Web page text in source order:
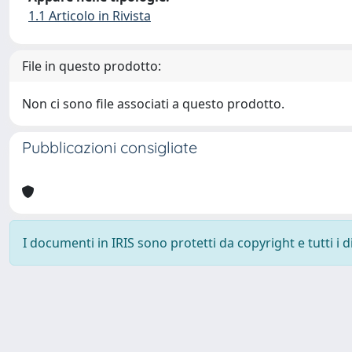
1.1 Articolo in Rivista
File in questo prodotto:
Non ci sono file associati a questo prodotto.
Pubblicazioni consigliate
I documenti in IRIS sono protetti da copyright e tutti i